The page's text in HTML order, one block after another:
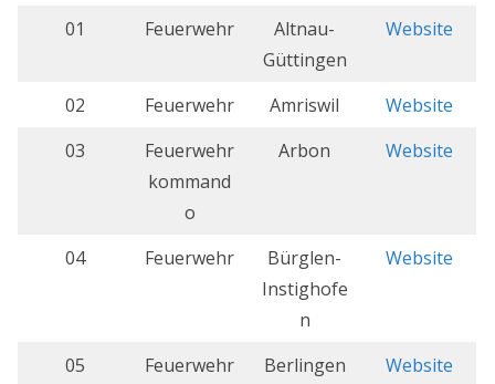
01 Feuerwehr
Altnau-
Güttingen
Website
02 Feuerwehr Amriswil
Website
03
Feuerwehr
kommand
o
Arbon Website
04 Feuerwehr
Bürglen-
Instighofe
n
Website
05 Feuerwehr Berlingen
Website